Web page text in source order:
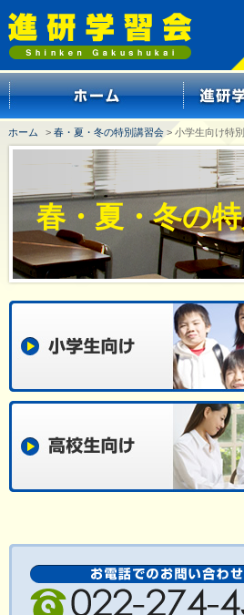
ホーム > 春・夏・冬の特別講習会 > 小学生向け特
春・夏・冬の